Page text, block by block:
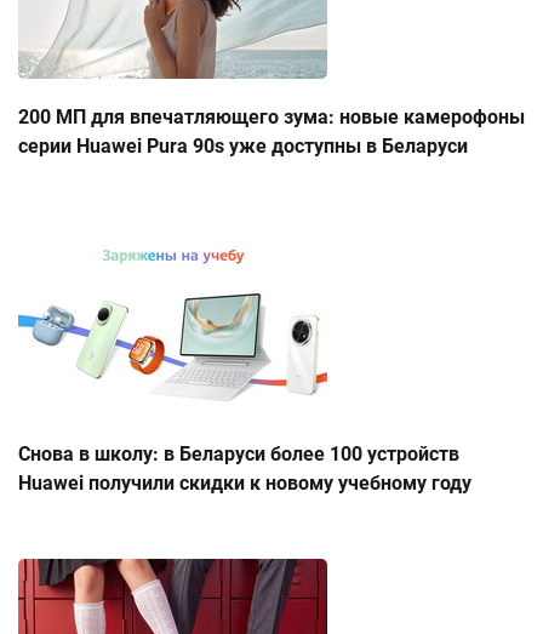
200 МП для впечатляющего зума: новые камерофоны
серии Huawei Pura 90s уже доступны в Беларуси
Снова в школу: в Беларуси более 100 устройств
Huawei получили скидки к новому учебному году